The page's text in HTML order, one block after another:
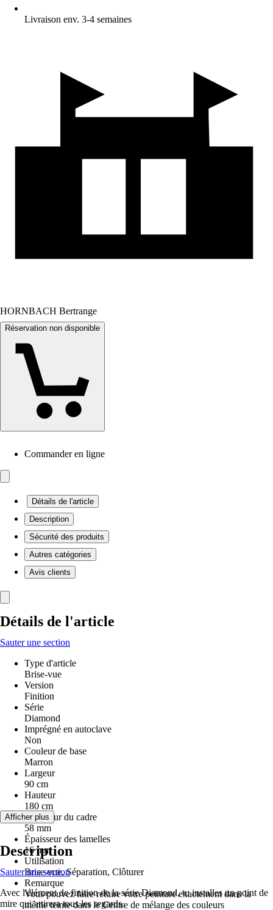
Livraison env. 3-4 semaines
HORNBACH Bertrange
Réservation non disponible
Commander en ligne
Détails de l'article
Description
Sécurité des produits
Autres catégories
Avis clients
Détails de l'article
Sauter une section
Type d'article
Brise-vue
Version
Finition
Série
Diamond
Imprégné en autoclave
Non
Couleur de base
Marron
Largeur
90 cm
Hauteur
180 cm
Épaisseur du cadre
58 mm
Épaisseur des lamelles
16 mm
Utilisation
Brise-vue, Séparation, Clôturer
Remarque
Vous pouvez faire refaire votre peinture exactement dans la
même teinte dans le Centre de mélange des couleurs
Afficher plus
Description
Sauter une section
Avec l'élément de finition de la série Diamond, tu installes un point de
mire qui attirera tous les regards.